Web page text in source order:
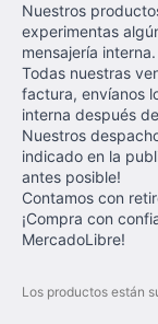
Nuestros
experimentas
mensajería interna.
Todas nuestras
factura, envíanos
interna después
Nuestros
indicado en la
antes posible!
Contamos con
¡Compra con
MercadoLibre!
Los productos están